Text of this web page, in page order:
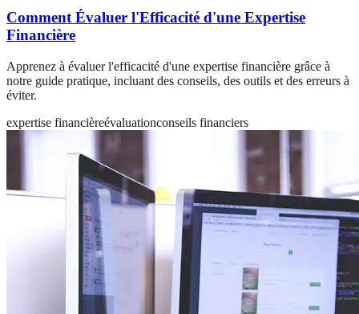
Comment Évaluer l'Efficacité d'une Expertise
Financière
Apprenez à évaluer l'efficacité d'une expertise financière grâce à
notre guide pratique, incluant des conseils, des outils et des erreurs à
éviter.
expertise financièreévaluationconseils financiers